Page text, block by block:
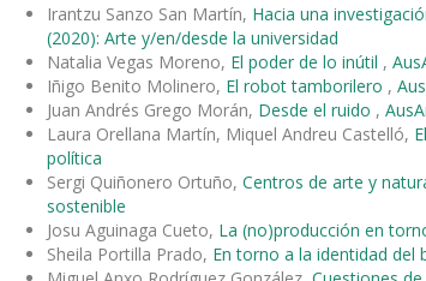
Irantzu Sanzo San Martín, Hacia una
(2020): Arte y/en/desde la universidad
Natalia Vegas Moreno, El poder de lo inútil ,
Iñigo Benito Molinero, El robot tamborilero ,
Juan Andrés Grego Morán, Desde el ruido ,
Laura Orellana Martín, Miquel Andreu Castelló,
política
Sergi Quiñonero Ortuño, Centros de arte y
sostenible
Josu Aguinaga Cueto, La (no)producción en
Sheila Portilla Prado, En torno a la identidad del